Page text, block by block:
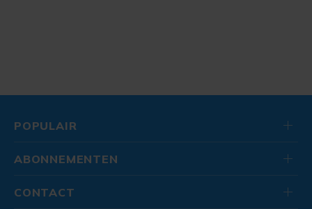
POPULAIR
ABONNEMENTEN
CONTACT